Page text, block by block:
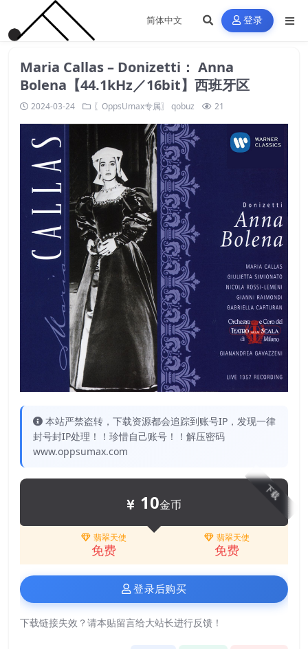
登录
Maria Callas – Donizetti： Anna
Bolena【44.1kHz／16bit】西班牙区
2024-03-24 〖OppsUmax专属〗 qobuz 21
本站严禁盗转，下载资源都会追踪到账号IP，发现一律
封号封IP处理！！珍惜自己账号！！解压密码
www.oppsumax.com
下载
10金币
翡翠天使
免费
翡翠天使
免费
登录后购买
下载链接失效？请本贴留言给大站长进行反馈！